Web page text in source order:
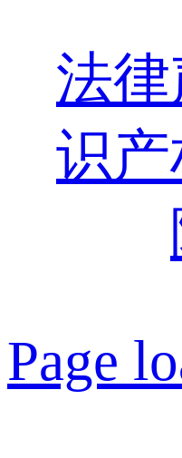
法律
识产
Page